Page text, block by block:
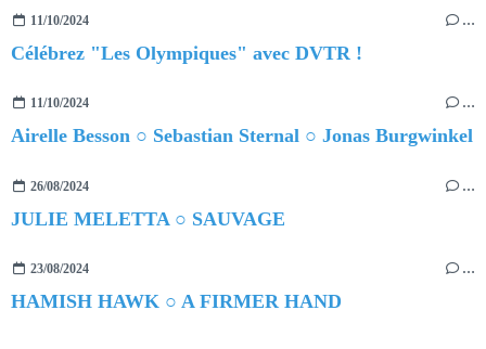
11/10/2024 …
Célébrez "Les Olympiques" avec DVTR !
11/10/2024 …
Airelle Besson ○ Sebastian Sternal ○ Jonas Burgwinkel
26/08/2024 …
JULIE MELETTA ○ SAUVAGE
23/08/2024 …
HAMISH HAWK ○ A FIRMER HAND